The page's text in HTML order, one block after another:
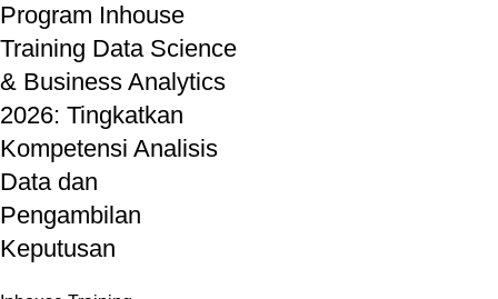
Program Inhouse
Training Data Science
& Business Analytics
2026: Tingkatkan
Kompetensi Analisis
Data dan
Pengambilan
Keputusan